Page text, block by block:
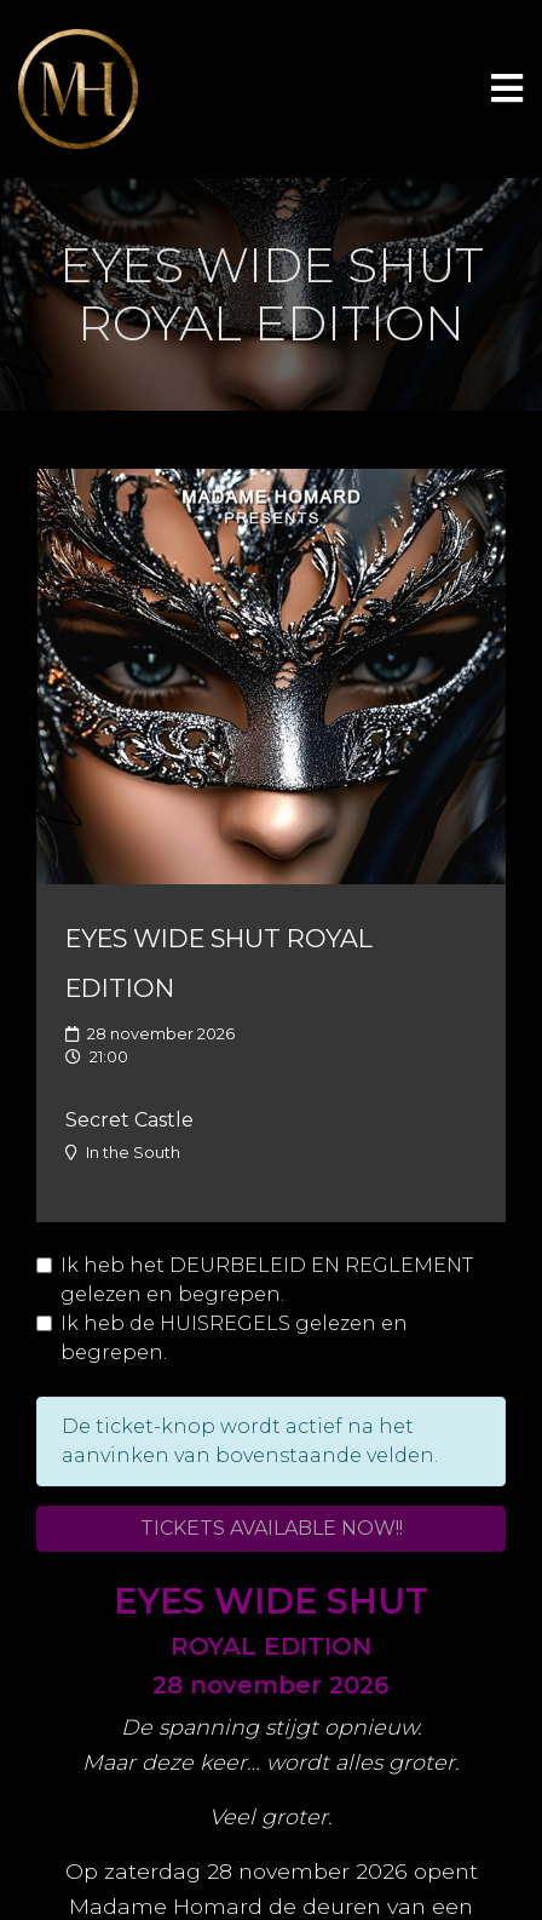
EYES WIDE SHUT
ROYAL EDITION
EYES WIDE SHUT ROYAL
EDITION
28 november 2026
21:00
Secret Castle
In the South
Ik heb het DEURBELEID EN REGLEMENT
gelezen en begrepen.
Ik heb de HUISREGELS gelezen en
begrepen.
De ticket-knop wordt actief na het
aanvinken van bovenstaande velden.
TICKETS AVAILABLE NOW!!
EYES WIDE SHUT
ROYAL EDITION
28 november 2026
De spanning stijgt opnieuw.
Maar deze keer… wordt alles groter.
Veel groter.
Op zaterdag 28 november 2026 opent
Madame Homard de deuren van een